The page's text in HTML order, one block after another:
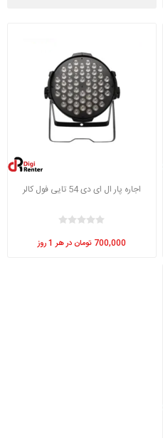
اجاره پار ال ای دی 54 تایی فول کالر
700,000 تومان در هر 1 روز